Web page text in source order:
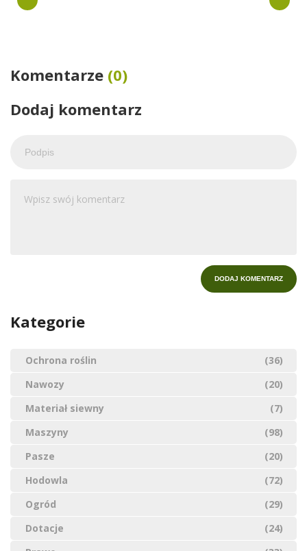
Komentarze (0)
Dodaj komentarz
Kategorie
Ochrona roślin
(36)
Nawozy
(20)
Materiał siewny
(7)
Maszyny
(98)
Pasze
(20)
Hodowla
(72)
Ogród
(29)
Dotacje
(24)